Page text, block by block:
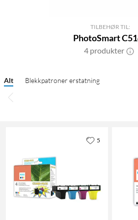
TILBEHØR TIL:
PhotoSmart
4 produkter
Alt Blekkpatroner erstatning
5